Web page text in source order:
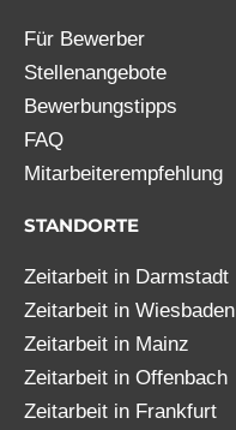
Für Bewerber
Stellenangebote
Bewerbungstipps
FAQ
Mitarbeiterempfehlung
STANDORTE
Zeitarbeit in Darmstadt
Zeitarbeit in Wiesbaden
Zeitarbeit in Mainz
Zeitarbeit in Offenbach
Zeitarbeit in Frankfurt